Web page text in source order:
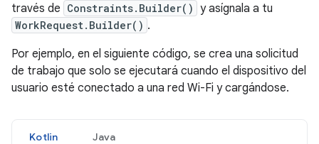
través de Constraints.Builder() y asígnala a tu
WorkRequest.Builder() .
Por ejemplo, en el siguiente código, se crea una solicitud
de trabajo que solo se ejecutará cuando el dispositivo del
usuario esté conectado a una red Wi-Fi y cargándose.
Kotlin Java